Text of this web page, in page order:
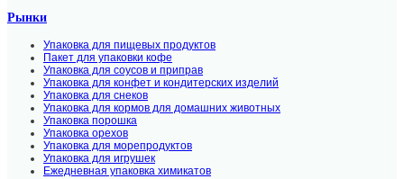
Рынки
Упаковка для пищевых продуктов
Пакет для упаковки кофе
Упаковка для соусов и приправ
Упаковка для конфет и кондитерских изделий
Упаковка для снеков
Упаковка для кормов для домашних животных
Упаковка порошка
Упаковка орехов
Упаковка для морепродуктов
Упаковка для игрушек
Ежедневная упаковка химикатов